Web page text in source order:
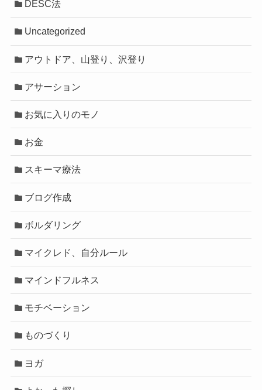
DESC法
Uncategorized
アウトドア、山登り、沢登り
アサーション
お気に入りのモノ
お金
スキーマ療法
ブログ作成
ボルダリング
マイクレド、自分ルール
マインドフルネス
モチベーション
ものづくり
ヨガ